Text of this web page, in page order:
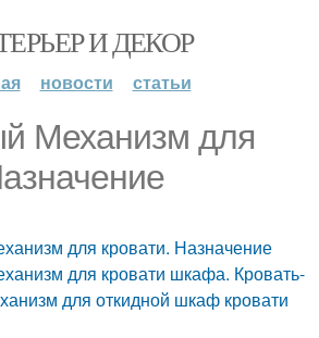
И ДЕКОР
новости статьи
Механизм для
для кровати. Назначение
для кровати шкафа. Кровать-
для откидной шкаф кровати